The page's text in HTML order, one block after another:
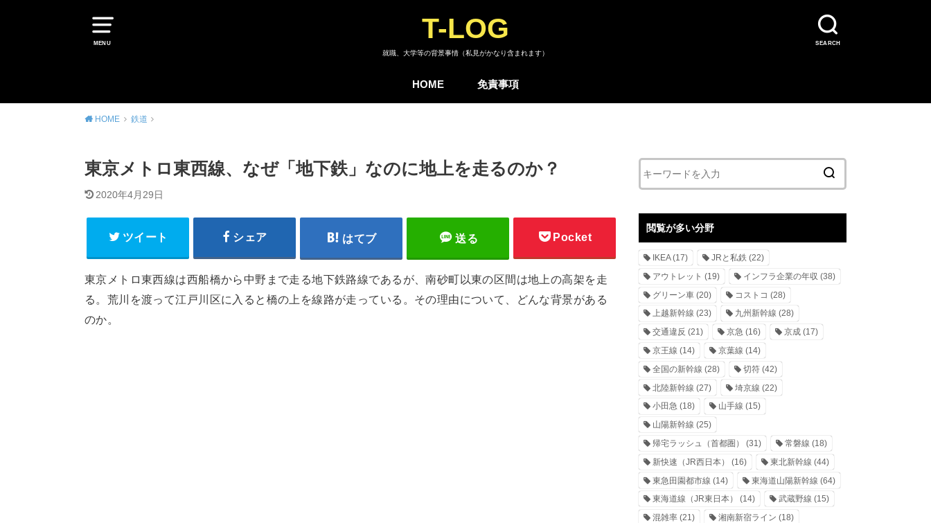
MENU SEARCH
T-LOG
就職、大学等の背景事情（私見がかなり含まれます）
HOME 免責事項
HOME 鉄道
東京メトロ東西線、なぜ「地下鉄」なのに地上を走るのか？
2020年4月29日
ツイート シェア はてブ 送る Pocket
東京メトロ東西線は西船橋から中野まで走る地下鉄路線であるが、南砂町以東の区間は地上の高架を走
る。荒川を渡って江戸川区に入ると橋の上を線路が走っている。その理由について、どんな背景がある
のか。
閲覧が多い分野
IKEA(17) JRと私鉄 (22)
アウトレット (19) インフラ企業の年収 (38)
グリーン車 (20) コストコ (28)
上越新幹線 (23) 九州新幹線 (28)
交通違反 (21) 京急 (16) 京成(17)
京王線 (14) 京葉線 (14)
全国の新幹線 (28) 切符(42)
北陸新幹線 (27) 埼京線 (22)
小田急 (18) 山手線 (15)
山陽新幹線 (25)
帰宅ラッシュ（首都圏）
(31) 常磐線 (18)
新快速（JR西日本）
(16) 東北新幹線 (44)
東急田園都市線 (14) 東海道山陽新幹線 (64)
東海道線（JR東日本）
(14) 武蔵野線 (15)
混雑率 (21) 湘南新宿ライン (18)